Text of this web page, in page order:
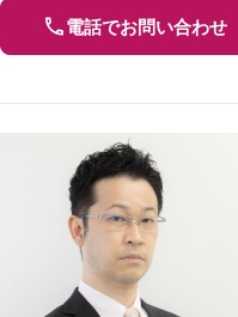
電話でお問い合わせ